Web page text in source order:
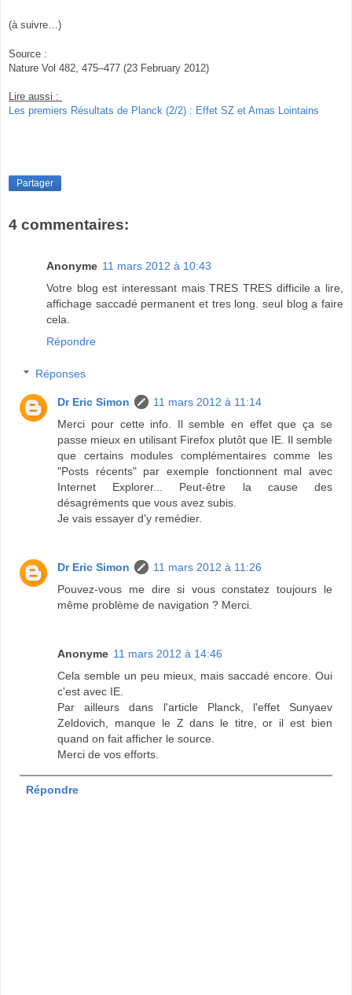
(à suivre…)
Source :
Nature Vol 482, 475–477 (23 February 2012)
Lire aussi :
Les premiers Résultats de Planck (2/2) : Effet SZ et Amas Lointains
Partager
4 commentaires:
Anonyme 11 mars 2012 à 10:43
Votre blog est interessant mais TRES TRES difficile a lire,
affichage saccadé permanent et tres long. seul blog a faire
cela.
Répondre
Réponses
Dr Eric Simon
11 mars 2012 à 11:14
Merci pour cette info. Il semble en effet que ça se
passe mieux en utilisant Firefox plutôt que IE. Il semble
que certains modules complémentaires comme les
"Posts récents" par exemple fonctionnent mal avec
Internet Explorer... Peut-être la cause des
désagréments que vous avez subis.
Je vais essayer d'y remédier.
Dr Eric Simon
11 mars 2012 à 11:26
Pouvez-vous me dire si vous constatez toujours le
même problème de navigation ? Merci.
Anonyme 11 mars 2012 à 14:46
Cela semble un peu mieux, mais saccadé encore. Oui
c'est avec IE.
Par ailleurs dans l'article Planck, l'effet Sunyaev
Zeldovich, manque le Z dans le titre, or il est bien
quand on fait afficher le source.
Merci de vos efforts.
Répondre